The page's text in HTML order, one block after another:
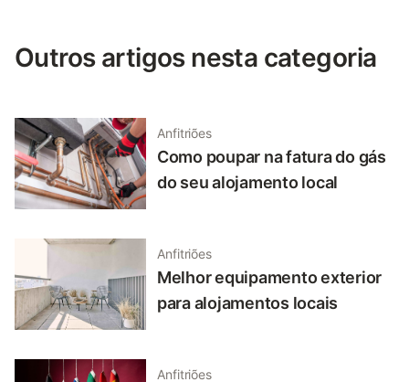
Outros artigos nesta categoria
Anfitriões
Como poupar na fatura do gás
do seu alojamento local
Anfitriões
Melhor equipamento exterior
para alojamentos locais
Anfitriões